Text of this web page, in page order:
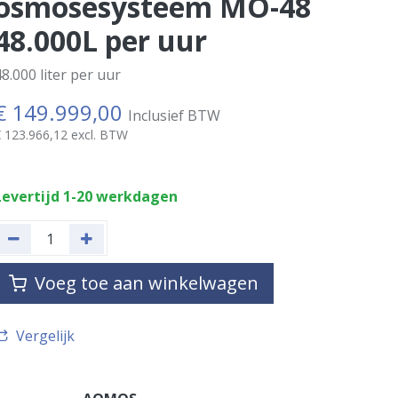
per uur
liter per uur
149.999,00 Inclusief BTW
123.966,12 excl. BTW
1-20 werkdagen
Voeg toe aan winkelwagen
Vergelijk